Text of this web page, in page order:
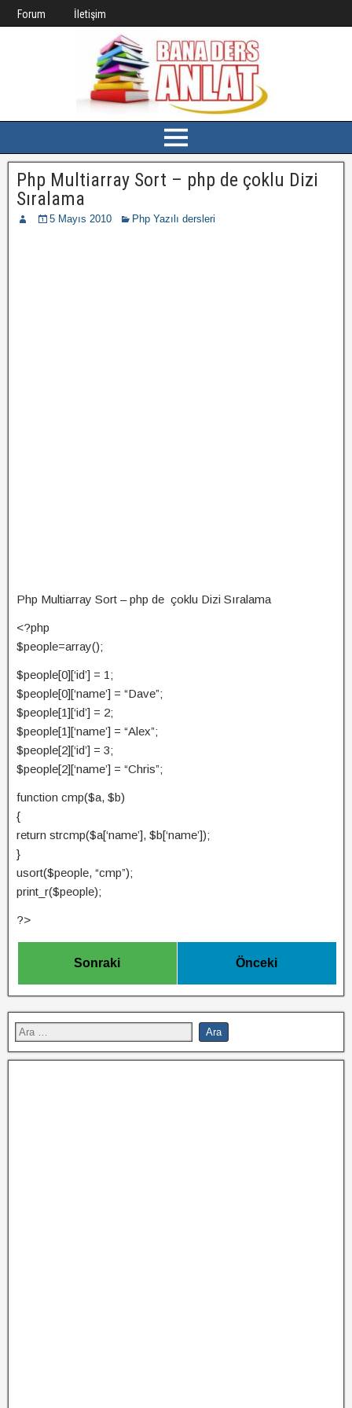
Forum İletişim
Php Multiarray Sort – php de çoklu Dizi
Sıralama
5 Mayıs 2010 Php Yazılı dersleri
Php Multiarray Sort – php de çoklu Dizi Sıralama
<?php
$people=array();
$people[0][‘id’] = 1;
$people[0][‘name’] = “Dave”;
$people[1][‘id’] = 2;
$people[1][‘name’] = “Alex”;
$people[2][‘id’] = 3;
$people[2][‘name’] = “Chris”;
function cmp($a, $b)
{
return strcmp($a[‘name’], $b[‘name’]);
}
usort($people, “cmp”);
print_r($people);
?>
Sonraki Önceki